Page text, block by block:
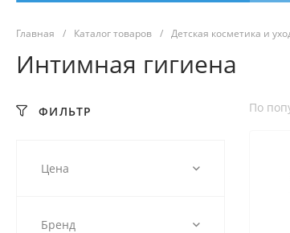
Главная / Каталог товаров / Детская косметика и
Интимная гигиена
ФИЛЬТР
Цена
Бренд
По